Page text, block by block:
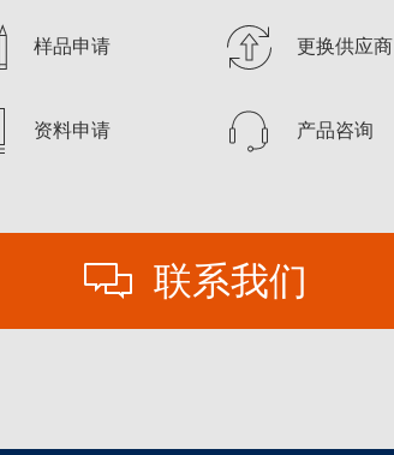
样品申请 更换供应商
资料申请 产品咨询
联系我们